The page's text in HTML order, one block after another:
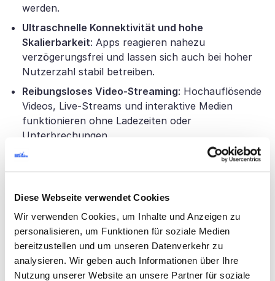
Diese Webseite verwendet Cookies
Wir verwenden Cookies, um Inhalte und Anzeigen zu
personalisieren, um Funktionen für soziale Medien
bereitzustellen und um unseren Datenverkehr zu
analysieren. Wir geben auch Informationen über Ihre
Nutzung unserer Website an unsere Partner für soziale
werden.
Ultraschnelle Konnektivität und hohe
Skalierbarkeit: Apps reagieren nahezu
verzögerungsfrei und lassen sich auch bei hoher
Nutzerzahl stabil betreiben.
Reibungsloses Video-Streaming: Hochauflösende
Videos, Live-Streams und interaktive Medien
funktionieren ohne Ladezeiten oder
Unterbrechungen.
Groß angelegte IoT-Integration:
5G ermöglicht die
gleichzeitige Anbindung einer Vielzahl vernetzter
AR/VR-Entwicklung: Erweiterte und virtuelle
Realität profitieren von niedriger Latenz und hoher
Bandbreite für immersive Nutzererlebnisse.
Verbesserte GPS- und Geolokalisierungsdienste
Präzisere Standortdaten erlauben